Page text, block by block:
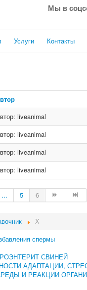
Мы в
Услуги Контакты
liveanimal
liveanimal
liveanimal
liveanimal
... 5 6
Х
спермы
СВИНЕЙ
АДАПТАЦИИ,
И РЕАКЦИИ